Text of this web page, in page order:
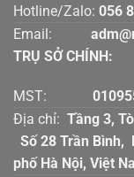
Hotline/Zalo: 056
Email:
TRỤ SỞ CHÍNH:
MST:
Địa chỉ: Tầng
Số 28 Trần
phố Hà Nội, Việt